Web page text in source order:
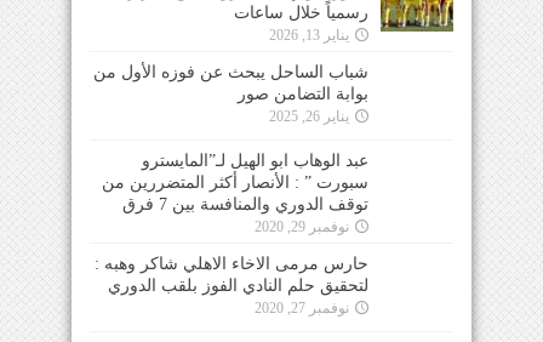
رسمياً خلال ساعات
يناير 13, 2026
شباب الساحل يبحث عن فوزه الأول من
بوابة التضامن صور
يناير 26, 2025
عبد الوهاب ابو الهيل لـ”المايسترو
سبورت ” : الأنصار أكثر المتضررين من
توقف الدوري والمنافسة بين 7 فرق
نوفمبر 29, 2020
حارس مرمى الاخاء الاهلي شاكر وهبه :
لتحقيق حلم النادي الفوز بلقب الدوري
نوفمبر 27, 2020